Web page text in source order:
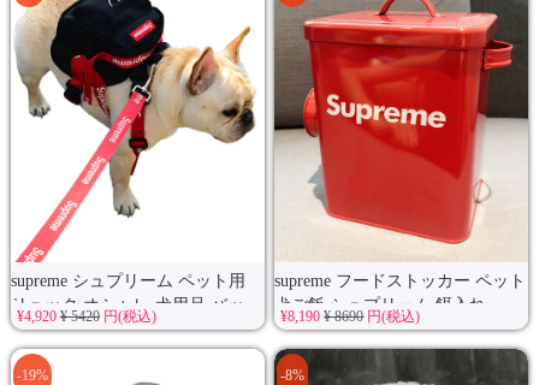
supreme シュプリーム ペット用
リュック オシャレ 犬用品 バッ...
¥4,920 ¥ 5420円(税込)
supreme フードストッカー ペット
犬ご飯 シュプリーム 餌入れ...
¥8,190¥ 8690円(税込)
-19% -8%